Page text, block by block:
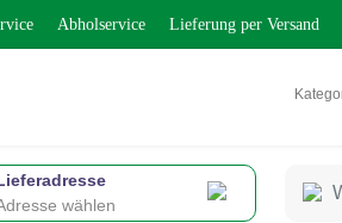
Abholservice Lieferung per Versand
wählen